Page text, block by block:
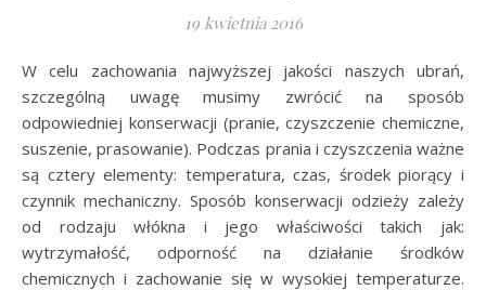
19 kwietnia 2016
W celu zachowania najwyższej jakości naszych ubrań,
szczególną uwagę musimy zwrócić na sposób
odpowiedniej konserwacji (pranie, czyszczenie chemiczne,
suszenie, prasowanie). Podczas prania i czyszczenia ważne
są cztery elementy: temperatura, czas, środek piorący i
czynnik mechaniczny. Sposób konserwacji odzieży zależy
od rodzaju włókna i jego właściwości takich jak:
wytrzymałość, odporność na działanie środków
chemicznych i zachowanie się w wysokiej temperaturze.